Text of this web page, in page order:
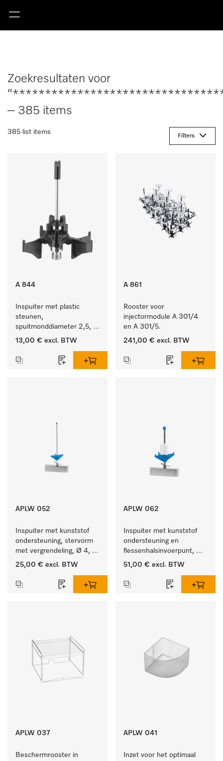
Zoekresultaten voor
– 385 items
385 list items
Filters
A 844
Inspuiter met plastic
steunen,
spuitmonddiameter 2,5,
lengte 80 mm, 1 stuk.
13,00 € excl. BTW
A 861
Rooster voor
injectormodule A 301/4
en A 301/5.
241,00 € excl. BTW
APLW 052
Inspuiter met kunststof
ondersteuning, stervorm
met vergrendeling, Ø 4,
lengte 175 mm.
25,00 € excl. BTW
APLW 062
Inspuiter met kunststof
ondersteuning en
flessenhalsinvoerpunt,
ster, Ø 6, lengte 135 mm.
51,00 € excl. BTW
APLW 037
Beschermrooster in
APLW 041
Inzet voor het optimaal